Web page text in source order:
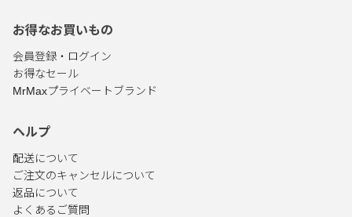
お得なお買いもの
会員登録・ログイン
お得なセール
MrMaxプライベートブランド
ヘルプ
配送について
ご注文のキャンセルについて
返品について
よくあるご質問